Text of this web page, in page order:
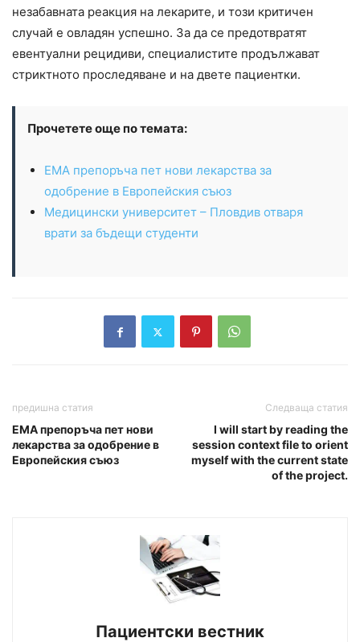
незабавната реакция на лекарите, и този критичен
случай е овладян успешно. За да се предотвратят
евентуални рецидиви, специалистите продължават
стриктното проследяване и на двете пациентки.
Прочетете още по темата:
ЕМА препоръча пет нови лекарства за
одобрение в Европейския съюз
Медицински университет – Пловдив отваря
врати за бъдещи студенти
предишна статия
ЕМА препоръча пет нови
лекарства за одобрение в
Европейския съюз
Следваща статия
I will start by reading the
session context file to orient
myself with the current state
of the project.
Пациентски вестник